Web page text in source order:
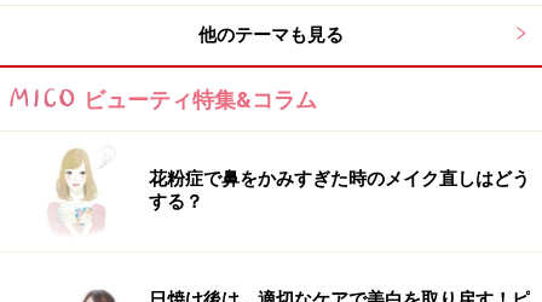
他のテーマも見る
ビューティ特集&コラム
花粉症で鼻をかみすぎた時のメイク直しはどう
する？